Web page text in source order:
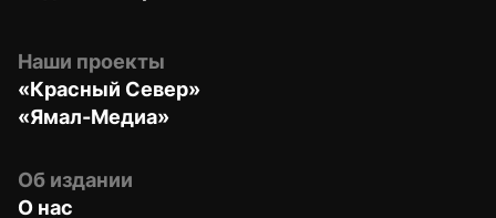
Наши проекты
«Красный Север»
«Ямал-Медиа»
Об издании
О нас